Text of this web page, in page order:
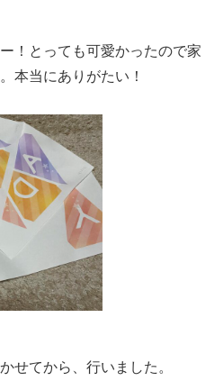
！とっても可愛かったので家
本当にありがたい！
せてから、行いました。